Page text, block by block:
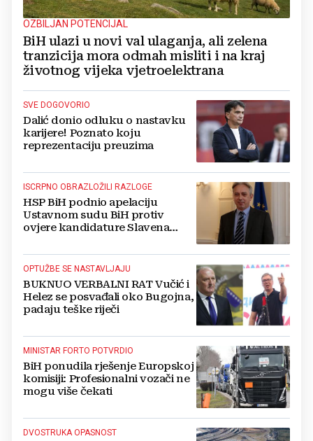
OZBILJAN POTENCIJAL
BiH ulazi u novi val ulaganja, ali zelena
tranzicija mora odmah misliti i na kraj
životnog vijeka vjetroelektrana
SVE DOGOVORIO
Dalić donio odluku o nastavku
karijere! Poznato koju
reprezentaciju preuzima
ISCRPNO OBRAZLOŽILI RAZLOGE
HSP BiH podnio apelaciju
Ustavnom sudu BiH protiv
ovjere kandidature Slavena
OPTUŽBE SE NASTAVLJAJU
BUKNUO VERBALNI RAT Vučić i
Helez se posvađali oko Bugojna,
padaju teške riječi
MINISTAR FORTO POTVRDIO
BiH ponudila rješenje Europskoj
komisiji: Profesionalni vozači ne
mogu više čekati
DVOSTRUKA OPASNOST